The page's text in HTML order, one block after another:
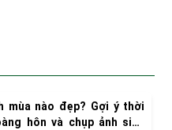
mùa nào đẹp? Gợi ý thời
hôn và chụp ảnh siêu